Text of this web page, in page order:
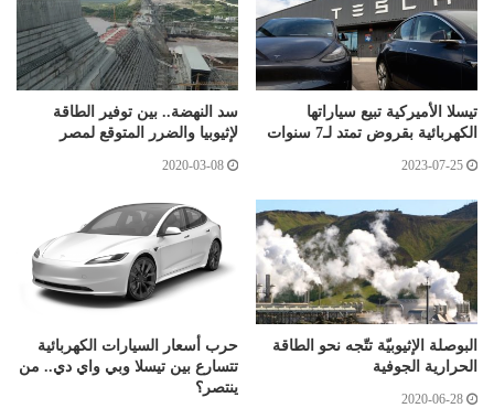
تيسلا الأميركية تبيع سياراتها
الكهربائية بقروض تمتد لـ7 سنوات
2023-07-25
سد النهضة.. بين توفير الطاقة
لإثيوبيا والضرر المتوقع لمصر
2020-03-08
البوصلة الإثيوبيّة تتّجه نحو الطاقة
الحرارية الجوفية
2020-06-28
حرب أسعار السيارات الكهربائية
تتسارع بين تيسلا وبي واي دي.. من
ينتصر؟